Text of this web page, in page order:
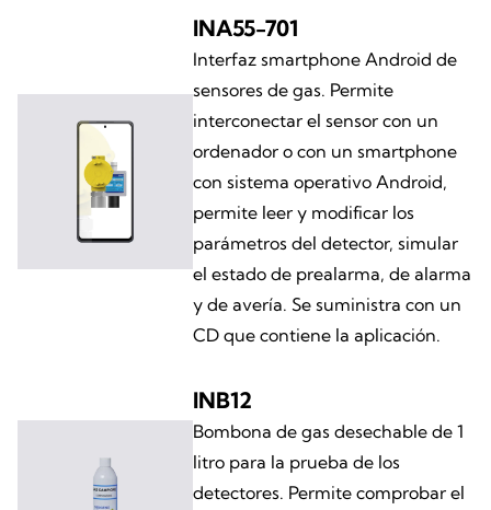
INA55-701
Interfaz smartphone Android de
sensores de gas. Permite
interconectar el sensor con un
ordenador o con un smartphone
con sistema operativo Android,
permite leer y modificar los
parámetros del detector, simular
el estado de prealarma, de alarma
y de avería. Se suministra con un
CD que contiene la aplicación.
INB12
Bombona de gas desechable de 1
litro para la prueba de los
detectores. Permite comprobar el